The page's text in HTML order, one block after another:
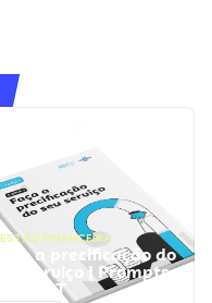
FINANCEIRA
Faça a precificação do
seu serviço | Prompts
ChatGPT